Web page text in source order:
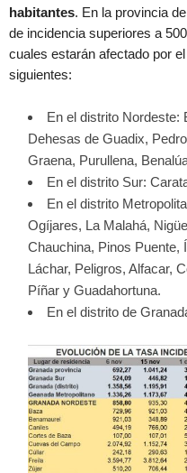
habitantes. En la provincia
de incidencia superiores a
cuales estarán afectado por
siguientes:
En el distrito Nordeste:
Dehesas de Guadix,
Graena, Purullena,
En el distrito Sur:
En el distrito
Ogíjares, La Malahá,
Chauchina, Pinos Puente,
Láchar, Peligros, Alfacar,
Píñar y Guadahortuna.
En el distrito de